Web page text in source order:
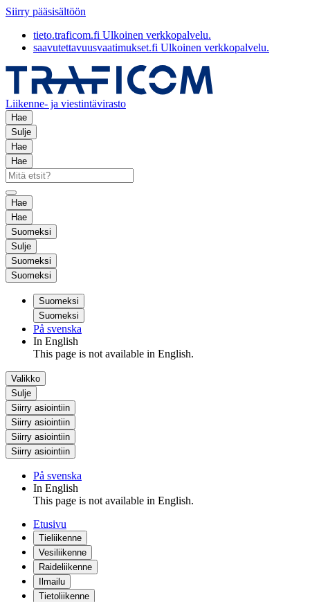
Siirry pääsisältöön
tieto.traficom.fi Ulkoinen verkkopalvelu.
saavutettavuusvaatimukset.fi Ulkoinen verkkopalvelu.
Liikenne- ja viestintävirasto
Hae
Sulje
Hae
Hae
Hae
Hae
Suomeksi
Sulje
Suomeksi
Suomeksi
Suomeksi
Suomeksi
På svenska
In English
This page is not available in English.
Valikko
Sulje
Siirry asiointiin
Siirry asiointiin
Siirry asiointiin
Siirry asiointiin
På svenska
In English
This page is not available in English.
Etusivu
Tieliikenne
Vesiliikenne
Raideliikenne
Ilmailu
Tietoliikenne